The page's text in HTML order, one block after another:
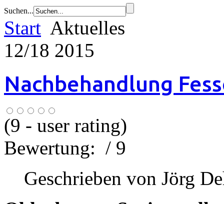
Suchen...
Start Aktuelles
12/18 2015
Nachbehandlung
(9 - user rating)
Bewertung: / 9
Geschrieben von Jörg